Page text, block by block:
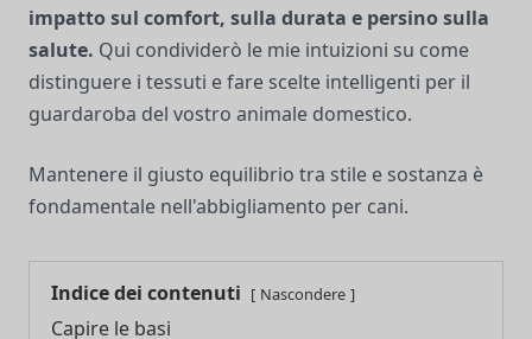
impatto sul comfort, sulla durata e persino sulla
salute. Qui condividerò le mie intuizioni su come
distinguere i tessuti e fare scelte intelligenti per il
guardaroba del vostro animale domestico.
Mantenere il giusto equilibrio tra stile e sostanza è
fondamentale nell'abbigliamento per cani.
Indice dei contenuti Nascondere
Capire le basi